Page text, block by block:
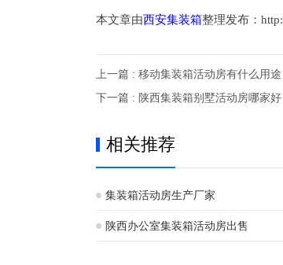
本文章由西安集装箱整理发布：
上一篇 : 移动集装箱活动房有什么用途
下一篇 : 陕西集装箱别墅活动房哪家好
相关推荐
集装箱活动房生产厂家
陕西办公室集装箱活动房出售